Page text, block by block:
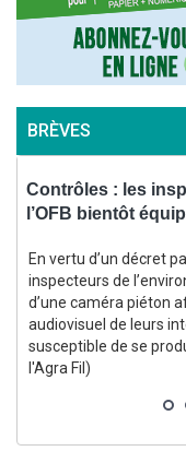
BRÈVES
Contrôles : les
l’OFB bientôt
En vertu d’un décret
inspecteurs de
d’une caméra piéton
audiovisuel de leurs
susceptible de se
l'Agra Fil)